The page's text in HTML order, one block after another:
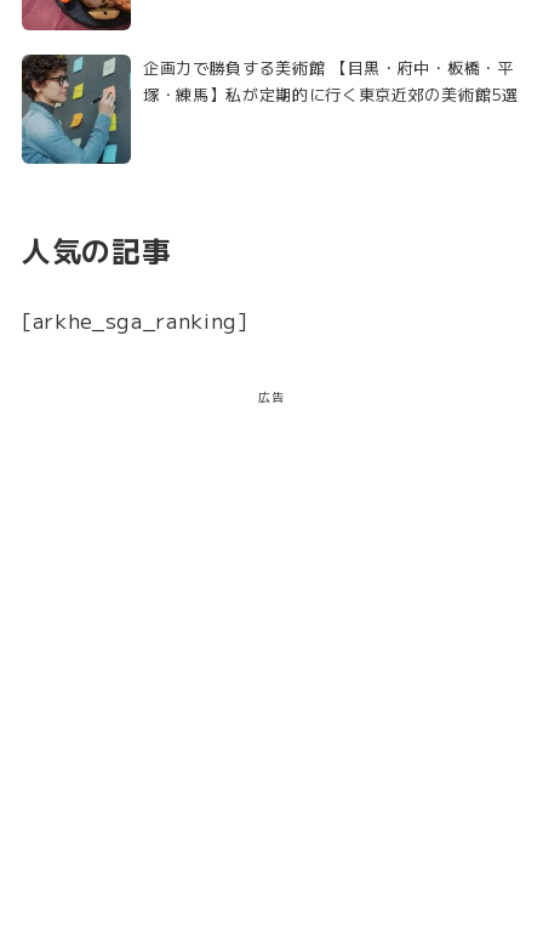
企画力で勝負する美術館 【目黒・府中・板橋・平
塚・練馬】私が定期的に行く東京近郊の美術館5選
人気の記事
[arkhe_sga_ranking]
広告